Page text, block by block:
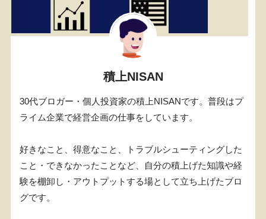
積上NISAN
30代ブロガー・個人投資家の積上NISANです。普段はプ
ライム企業で経営企画の仕事をしています。
好きなこと、得意なこと、トラブルシューティングした
こと・できなかったことなど、自分の積上げた知識や経
験を棚卸し・アウトプットする場として立ち上げたブロ
グです。